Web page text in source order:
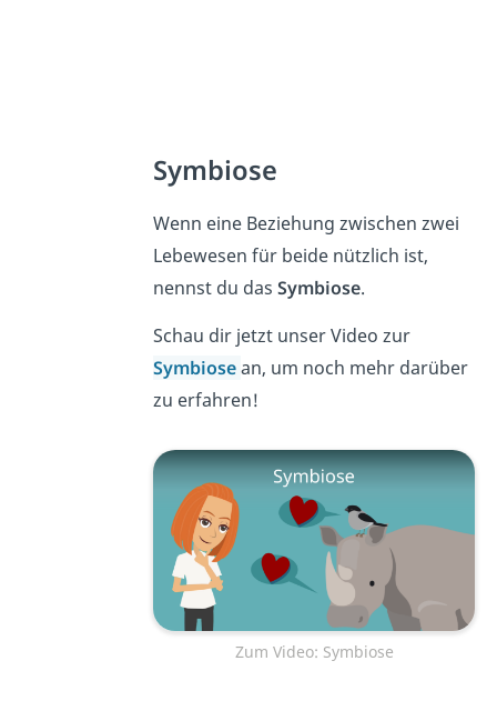
Symbiose
Wenn eine Beziehung zwischen zwei
Lebewesen für beide nützlich ist,
nennst du dasSymbiose.
Schau dir jetzt unser Video zur
Symbiosean, um noch mehr darüber
zu erfahren!
Zum Video: Symbiose